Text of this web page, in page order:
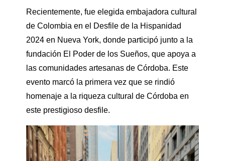
Recientemente, fue elegida embajadora cultural
de Colombia en el Desfile de la Hispanidad
2024 en Nueva York, donde participó junto a la
fundación El Poder de los Sueños, que apoya a
las comunidades artesanas de Córdoba. Este
evento marcó la primera vez que se rindió
homenaje a la riqueza cultural de Córdoba en
este prestigioso desfile.